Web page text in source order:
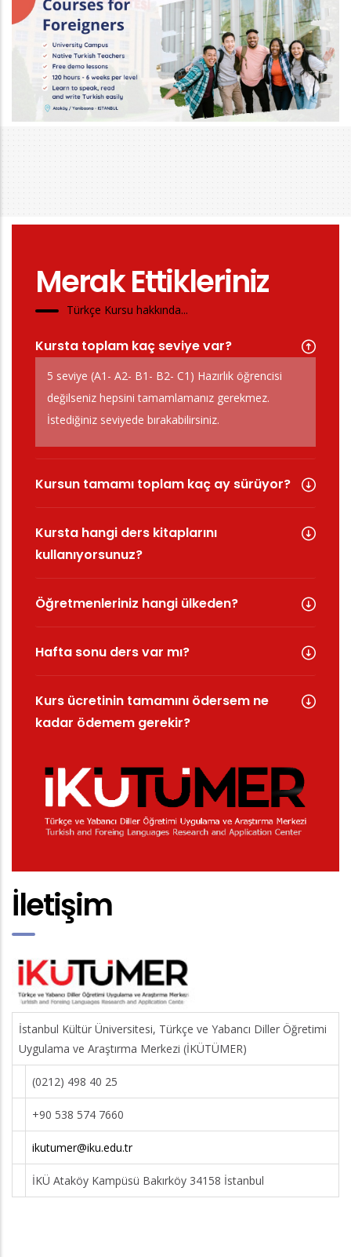
Merak Ettikleriniz
Türkçe Kursu hakkında...
Kursta toplam kaç seviye var?
5 seviye (A1- A2- B1- B2- C1) Hazırlık öğrencisi
değilseniz hepsini tamamlamanız gerekmez.
İstediğiniz seviyede bırakabilirsiniz.
Kursun tamamı toplam kaç ay sürüyor?
Kursta hangi ders kitaplarını
kullanıyorsunuz?
Öğretmenleriniz hangi ülkeden?
Hafta sonu ders var mı?
Kurs ücretinin tamamını ödersem ne
kadar ödemem gerekir?
İletişim
İstanbul Kültür Üniversitesi, Türkçe ve Yabancı Diller Öğretimi
Uygulama ve Araştırma Merkezi (İKÜTÜMER)
(0212) 498 40 25
+90 538 574 7660
ikutumer@iku.edu.tr
İKÜ Ataköy Kampüsü Bakırköy 34158 İstanbul